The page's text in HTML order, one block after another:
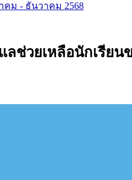
คม - ธันวาคม 2568
ลช่วยเหลือนักเรีย